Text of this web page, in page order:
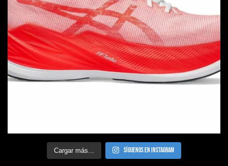
Cargar más... Síguenos en Instagram